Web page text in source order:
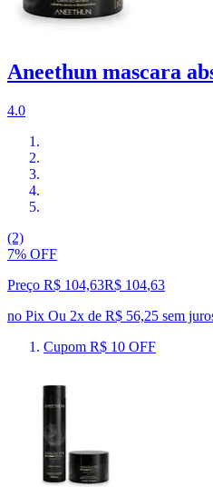
Aneethun mascara
4.0
(2)
7% OFF
Preço R$ 104,63R$ 104,63
no Pix Ou 2x de R$ 56,25 sem
Cupom R$ 10 OFF